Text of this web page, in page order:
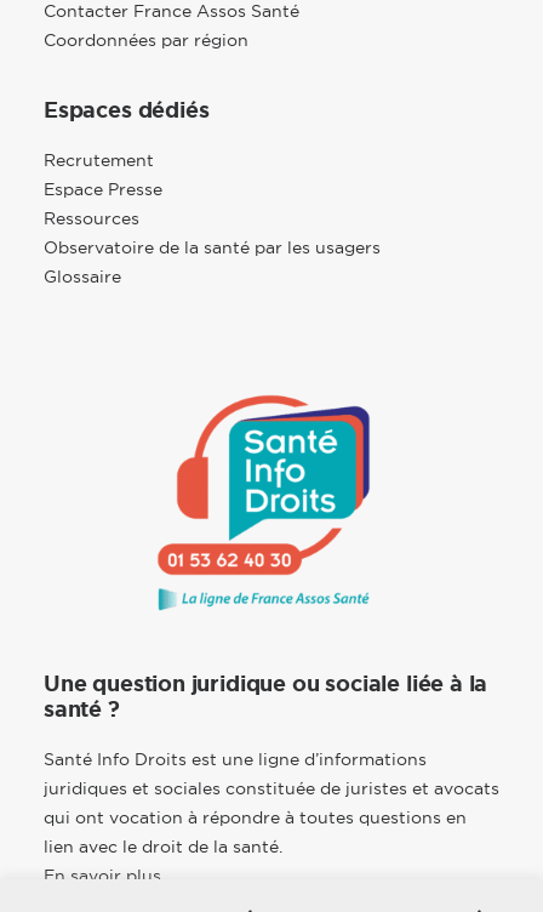
Contacter France Assos Santé
Coordonnées par région
Espaces dédiés
Recrutement
Espace Presse
Ressources
Observatoire de la santé par les usagers
Glossaire
Une question juridique ou sociale liée à la
santé ?
Santé Info Droits est une ligne d’informations
juridiques et sociales constituée de juristes et avocats
qui ont vocation à répondre à toutes questions en
lien avec le droit de la santé.
En savoir plus